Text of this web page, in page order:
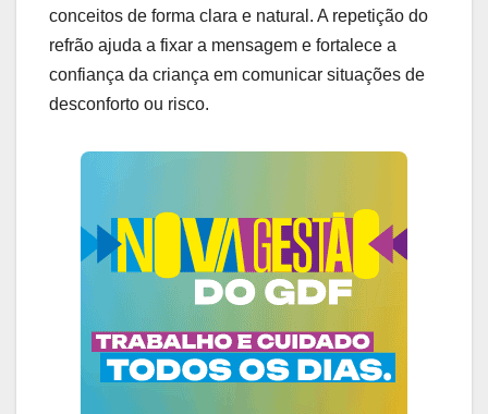
conceitos de forma clara e natural. A repetição do
refrão ajuda a fixar a mensagem e fortalece a
confiança da criança em comunicar situações de
desconforto ou risco.